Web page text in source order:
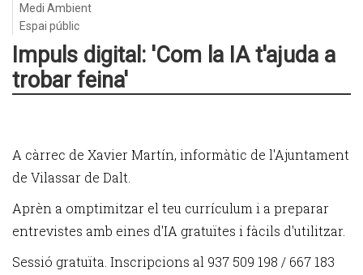
Medi Ambient
Espai públic
Impuls digital: 'Com la IA t'ajuda a
trobar feina'
A càrrec de Xavier Martín, informàtic de l'Ajuntament
de Vilassar de Dalt.
Aprèn a omptimitzar el teu currículum i a preparar
entrevistes amb eines d'IA gratuïtes i fàcils d'utilitzar.
Sessió gratuïta. Inscripcions al 937 509 198 / 667 183